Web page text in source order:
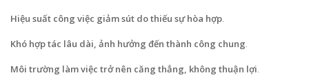
Hiệu suất công việc giảm sút do thiếu sự hòa hợp.
Khó hợp tác lâu dài, ảnh hưởng đến thành công chung.
Môi trường làm việc trở nên căng thẳng, không thuận lợi.